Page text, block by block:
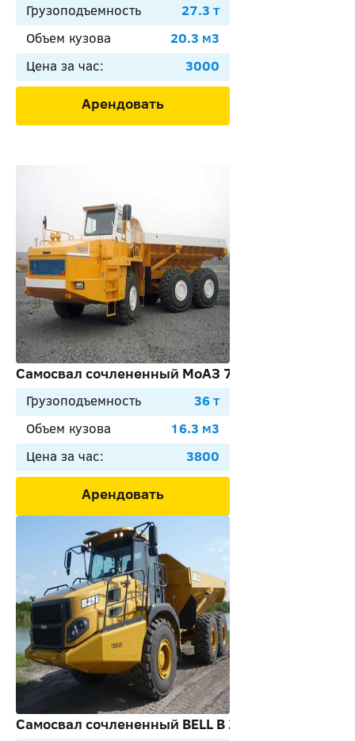
Грузоподъемность
27.3 т
Объем кузова
20.3 м3
Цена за час:
3000
Арендовать
Самосвал сочлененный МоАЗ 75281
Грузоподъемность
36 т
Объем кузова
16.3 м3
Цена за час:
3800
Арендовать
Самосвал сочлененный BELL B 25